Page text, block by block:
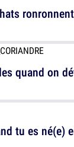
quand on
tu es né(e)